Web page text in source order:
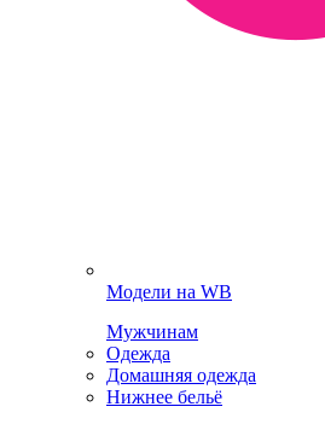
Модели на WB
Мужчинам
Одежда
Домашняя одежда
Нижнее бельё